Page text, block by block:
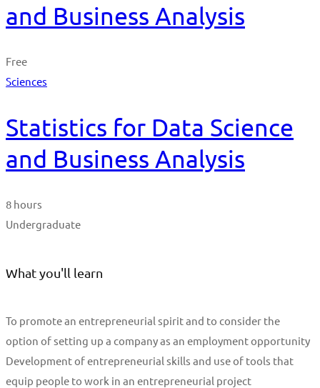
and Business Analysis
Free
Sciences
Statistics for Data Science
and Business Analysis
8 hours
Undergraduate
What you'll learn
To promote an entrepreneurial spirit and to consider the
option of setting up a company as an employment opportunity
Development of entrepreneurial skills and use of tools that
equip people to work in an entrepreneurial project